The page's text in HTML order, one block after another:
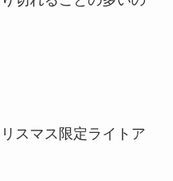
スマス限定ライトア